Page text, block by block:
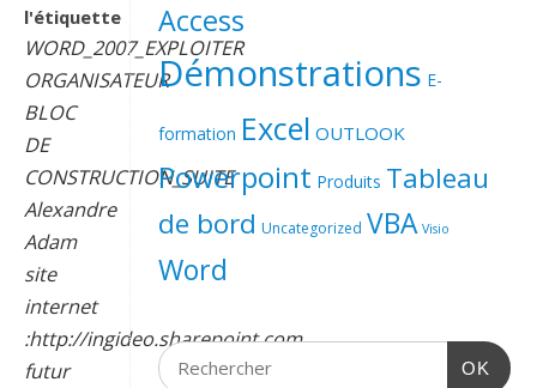
l'étiquette
WORD_2007_EXPLOITER
ORGANISATEUR
BLOC
DE
CONSTRUCTION_SUITE
Alexandre
Adam
site
internet
:http://ingideo.sharepoint.com
futur
Access
Démonstrations E-
formation Excel OUTLOOK
Powerpoint Produits Tableau
de bord Uncategorized VBA Visio
Word
OK